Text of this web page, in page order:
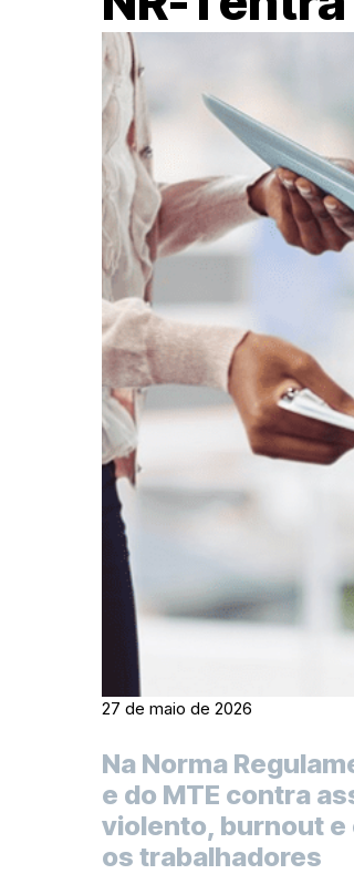
27 de maio de 2026
Na Norma
e do MTE contra
violento, burnout
os trabalhadores